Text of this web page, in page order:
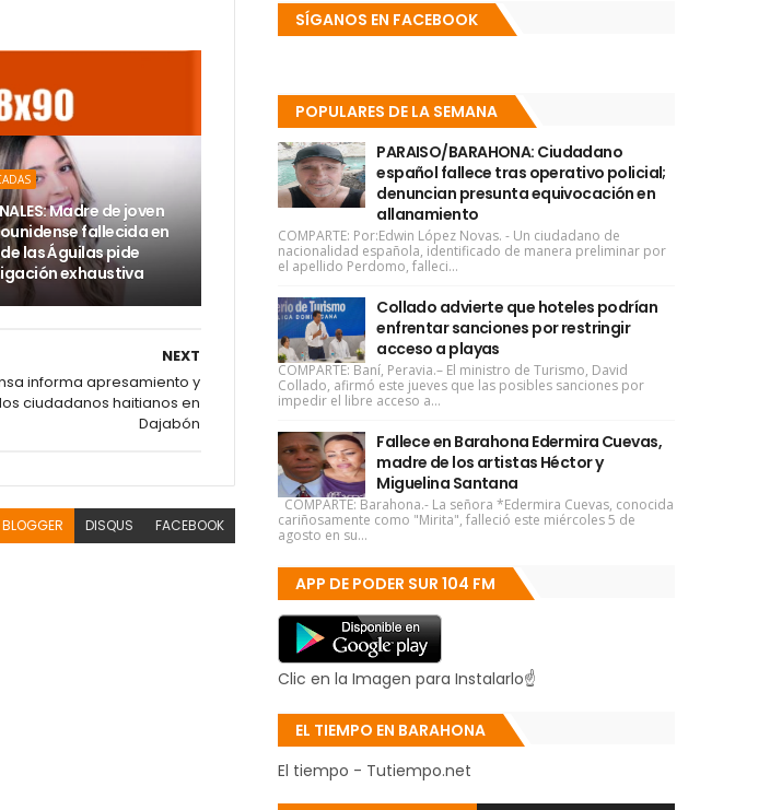
Madre de joven
fallecida en
las Águilas pide
exhaustiva
NEXT
informa apresamiento y
ciudadanos haitianos en
Dajabón
BLOGGER DISQUS FACEBOOK
SÍGANOS EN FACEBOOK
POPULARES DE LA SEMANA
PARAISO/BARAHONA: Ciudadano
español fallece tras operativo policial;
denuncian presunta equivocación en
allanamiento
COMPARTE: Por:Edwin López Novas. - Un ciudadano de
nacionalidad española, identificado de manera preliminar por
el apellido Perdomo, falleci...
Collado advierte que hoteles podrían
enfrentar sanciones por restringir
acceso a playas
COMPARTE: Baní, Peravia.– El ministro de Turismo, David
Collado, afirmó este jueves que las posibles sanciones por
impedir el libre acceso a...
Fallece en Barahona Edermira Cuevas,
madre de los artistas Héctor y
Miguelina Santana
COMPARTE: Barahona.- La señora *Edermira Cuevas, conocida
cariñosamente como "Mirita", falleció este miércoles 5 de
agosto en su...
APP DE PODER SUR 104 FM
Clic en la Imagen para Instalarlo☝
EL TIEMPO EN BARAHONA
El tiempo - Tutiempo.net